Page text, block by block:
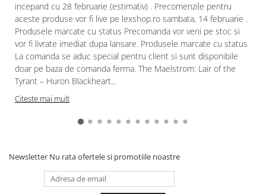
Age of Sigmar
Paints & Tools
Starter Sets
Books and Codex
Accesorii
Figurine
Marvel Univers
Figurine diverse
DC Univers
incepand cu 28 februarie (estimativ) . Precomenzile pentru
aceste produse vor fi live pe lexshop.ro sambata, 14 februarie .
Produsele marcate cu status Precomanda vor veni pe stoc si
vor fi livrate imediat dupa lansare. Produsele marcate cu status
La comanda se aduc special pentru client si sunt disponibile
doar pe baza de comanda ferma. The Maelstrom: Lair of the
Tyrant – Huron Blackheart...
Citeste mai mult
Newsletter Nu rata ofertele si promotiile noastre